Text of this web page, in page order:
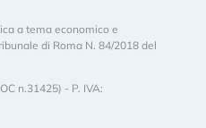
a tema economico e
di Roma N. 84/2018 del
n.31425) - P. IVA: